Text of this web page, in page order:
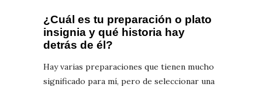
¿Cuál es tu preparación o plato
insignia y qué historia hay
detrás de él?
Hay varias preparaciones que tienen mucho
significado para mí, pero de seleccionar una